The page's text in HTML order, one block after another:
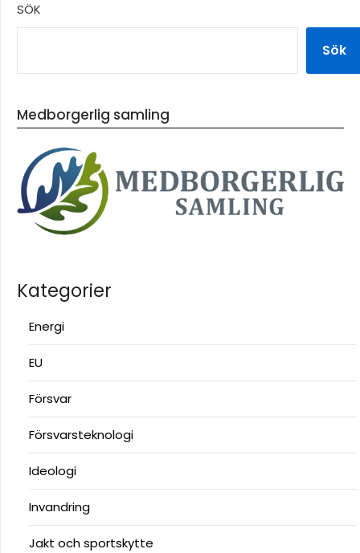
SÖK
Sök
Medborgerlig samling
Kategorier
Energi
EU
Försvar
Försvarsteknologi
Ideologi
Invandring
Jakt och sportskytte